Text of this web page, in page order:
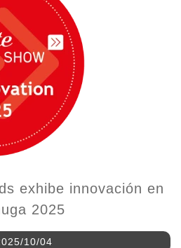
exhibe innovación en
2025
10/04